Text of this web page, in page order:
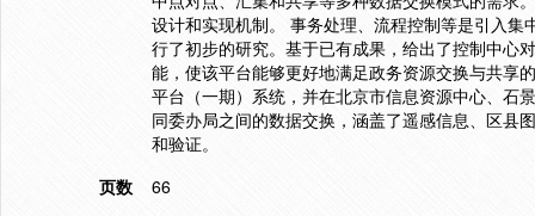
设计和实现机制。 事务处理、流程控制等是引入
行了初步的研究。基于已有成果，给出了控制中心
能，使该平台能够更好地满足政务资源交换与共享
平台（一期）系统，并在北京市信息资源中心、石
同委办局之间的数据交换，涵盖了遥感信息、区县
和验证。
页数
66